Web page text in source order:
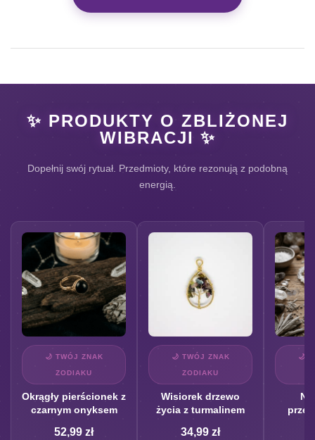
✨ PRODUKTY O ZBLIŻONEJ
WIBRACJI ✨
Dopełnij swój rytuał. Przedmioty, które rezonują z podobną
energią.
🌙 TWÓJ ZNAK
ZODIAKU
Okrągły pierścionek z
czarnym onyksem
52,99 zł
🌙 TWÓJ ZNAK
ZODIAKU
Wisiorek drzewo
życia z turmalinem
34,99 zł
🌙